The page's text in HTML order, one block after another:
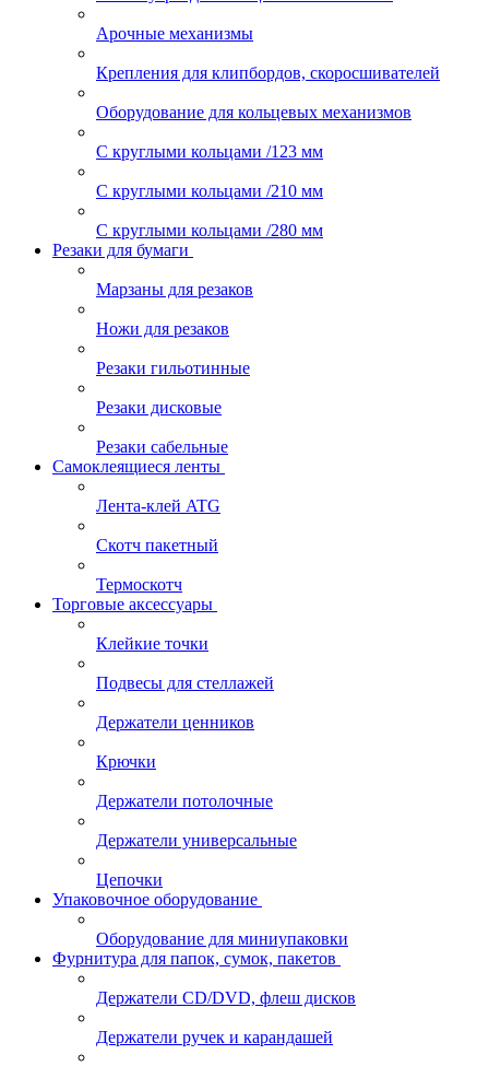
Арочные механизмы
Крепления для клипбордов, скоросшивателей
Оборудование для кольцевых механизмов
С круглыми кольцами /123 мм
С круглыми кольцами /210 мм
С круглыми кольцами /280 мм
Резаки для бумаги
Марзаны для резаков
Ножи для резаков
Резаки гильотинные
Резаки дисковые
Резаки сабельные
Самоклеящиеся ленты
Лента-клей ATG
Скотч пакетный
Термоскотч
Торговые аксессуары
Клейкие точки
Подвесы для стеллажей
Держатели ценников
Крючки
Держатели потолочные
Держатели универсальные
Цепочки
Упаковочное оборудование
Оборудование для миниупаковки
Фурнитура для папок, сумок, пакетов
Держатели CD/DVD, флеш дисков
Держатели ручек и карандашей